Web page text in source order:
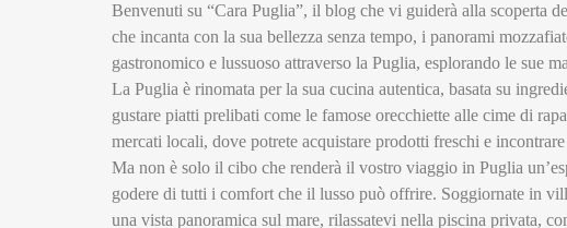
Benvenuti su “Cara Puglia”, il blog che vi guiderà alla scoperta
che incanta con la sua bellezza senza tempo, i panorami
gastronomico e lussuoso attraverso la Puglia, esplorando le sue
La Puglia è rinomata per la sua cucina autentica, basata su
gustare piatti prelibati come le famose orecchiette alle cime di
mercati locali, dove potrete acquistare prodotti freschi e
Ma non è solo il cibo che renderà il vostro viaggio in Puglia
godere di tutti i comfort che il lusso può offrire. Soggiornate in
una vista panoramica sul mare, rilassatevi nella piscina privata,